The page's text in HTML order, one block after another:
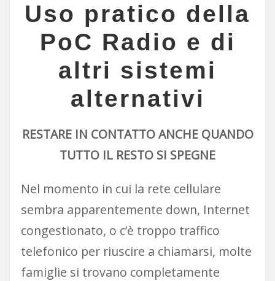
Uso pratico della
PoC Radio e di
altri sistemi
alternativi
RESTARE IN CONTATTO ANCHE QUANDO
TUTTO IL RESTO SI SPEGNE
Nel momento in cui la rete cellulare
sembra apparentemente down, Internet
congestionato, o c’è troppo traffico
telefonico per riuscire a chiamarsi, molte
famiglie si trovano completamente